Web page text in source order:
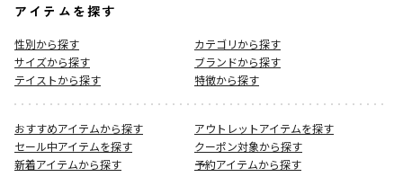
アイテムを探す
性別から探す
カテゴリから探す
サイズから探す
ブランドから探す
テイストから探す
特徴から探す
おすすめアイテムから探す
アウトレットアイテムを探す
セール中アイテムを探す
クーポン対象から探す
新着アイテムから探す
予約アイテムから探す